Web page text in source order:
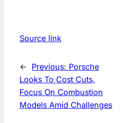
Source link
← Previous: Porsche
Looks To Cost Cuts,
Focus On Combustion
Models Amid Challenges